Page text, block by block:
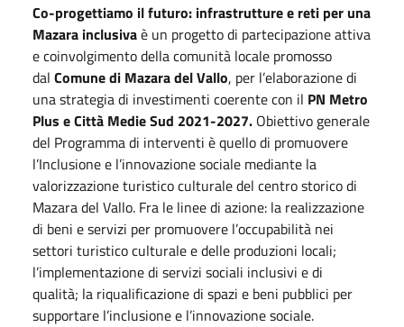
Co-progettiamo il futuro: infrastrutture e reti per una
Mazara inclusivaè un progetto di partecipazione attiva
e coinvolgimento della comunità locale promosso
dal Comune di Mazara del Vallo, per l’elaborazione di
una strategia di investimenti coerente con il PN Metro
Plus e Città Medie Sud 2021-2027. Obiettivo generale
del Programma di interventi è quello di promuovere
l’Inclusione e l’innovazione sociale mediante la
valorizzazione turistico culturale del centro storico di
Mazara del Vallo. Fra le linee di azione: la realizzazione
di beni e servizi per promuovere l’occupabilità nei
settori turistico culturale e delle produzioni locali;
l’implementazione di servizi sociali inclusivi e di
qualità; la riqualificazione di spazi e beni pubblici per
supportare l’inclusione e l’innovazione sociale.